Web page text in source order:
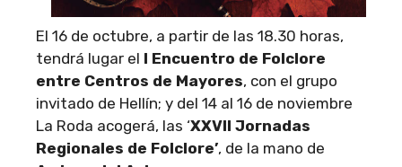
El 16 de octubre, a partir de las 18.30 horas,
tendrá lugar el I Encuentro de Folclore
entre Centros de Mayores, con el grupo
invitado de Hellín; y del 14 al 16 de noviembre
La Roda acogerá, las ‘XXVII Jornadas
Regionales de Folclore’, de la mano de